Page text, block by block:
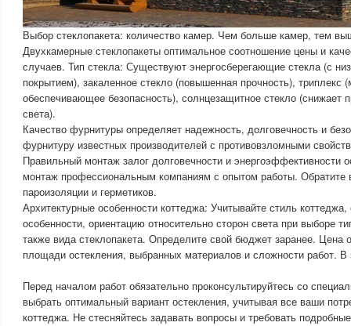
Выбор стеклопакета: количество камер. Чем больше камер, тем
Двухкамерные стеклопакеты оптимальное соотношение цены и
случаев. Тип стекла: Существуют энергосберегающие стекла (с
покрытием), закаленное стекло (повышенная прочность), триплекс
обеспечивающее безопасность), солнцезащитное стекло (снижает
света).
Качество фурнитуры определяет надежность, долговечность и
фурнитуру известных производителей с противовзломными
Правильный монтаж залог долговечности и энергоэффективности
монтаж профессиональным компаниям с опытом работы. Обратите
пароизоляции и герметиков.
Архитектурные особенности коттеджа: Учитывайте стиль коттеджа,
особенности, ориентацию относительно сторон света при выборе
также вида стеклопакета. Определите свой бюджет заранее. Цена
площади остекления, выбранных материалов и сложности работ. В
Перед началом работ обязательно проконсультируйтесь со
выбрать оптимальный вариант остекления, учитывая все ваши
коттеджа. Не стесняйтесь задавать вопросы и требовать